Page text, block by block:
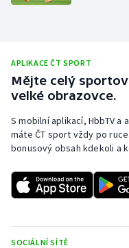
Ragby
Rychlobruslení
Rychlostní kanoistika
Short track
Sportovní střelba
Stolní tenis
APLIKACE ČT SPORT
Mějte celý
velké obrazovce.
S mobilní aplikací, HbbTV
máte ČT sport vždy po
bonusový obsah kdekoli a
SOCIÁLNÍ SÍTĚ